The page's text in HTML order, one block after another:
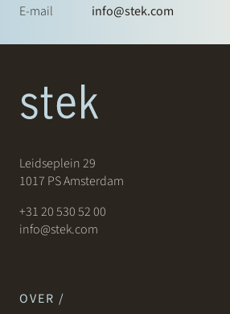
E-mail
info@stek.com
Leidseplein 29
1017 PS Amsterdam
+31 20 530 52 00
info@stek.com
OVER /